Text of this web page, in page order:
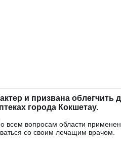
и призвана облегчить
города Кокшетау.
вопросам области
со своим лечащим врачом.